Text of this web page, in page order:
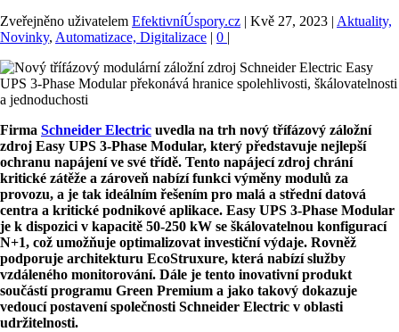
Zveřejněno uživatelem EfektivníÚspory.cz | Kvě 27, 2023 | Aktuality,
Novinky, Automatizace, Digitalizace | 0 |
Firma Schneider Electric uvedla na trh nový třífázový záložní
zdroj Easy UPS 3-Phase Modular, který představuje nejlepší
ochranu napájení ve své třídě. Tento napájecí zdroj chrání
kritické zátěže a zároveň nabízí funkci výměny modulů za
provozu, a je tak ideálním řešením pro malá a střední datová
centra a kritické podnikové aplikace. Easy UPS 3-Phase Modular
je k dispozici v kapacitě 50-250 kW se škálovatelnou konfigurací
N+1, což umožňuje optimalizovat investiční výdaje. Rovněž
podporuje architekturu EcoStruxure, která nabízí služby
vzdáleného monitorování. Dále je tento inovativní produkt
součástí programu Green Premium a jako takový dokazuje
vedoucí postavení společnosti Schneider Electric v oblasti
udržitelnosti.